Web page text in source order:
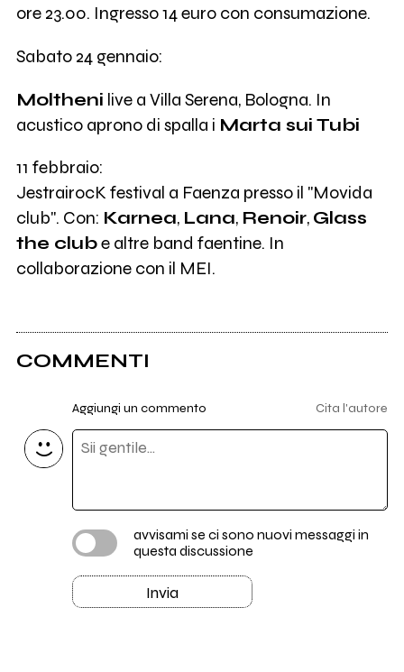
ore 23.00. Ingresso 14 euro con consumazione.
Sabato 24 gennaio:
Moltheni live a Villa Serena, Bologna. In
acustico aprono di spalla i Marta sui Tubi
11 febbraio:
JestrairocK festival a Faenza presso il "Movida
club". Con: Karnea, Lana, Renoir, Glass
the clube altre band faentine. In
collaborazione con il MEI.
COMMENTI
Aggiungi un commento Cita l'autore
avvisami se ci sono nuovi messaggi in
questa discussione
Invia